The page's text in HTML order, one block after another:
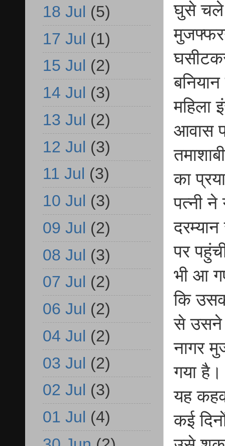
घुसे चले
महिला
आवास
का
पत्नी
पर
भी आ
कि
से उसने
नागर
गया
यह
कई
18 Jul (5)
17 Jul (1)
15 Jul (2)
14 Jul (3)
13 Jul (2)
12 Jul (3)
11 Jul (3)
10 Jul (3)
09 Jul (2)
08 Jul (3)
07 Jul (2)
06 Jul (2)
04 Jul (2)
03 Jul (2)
02 Jul (3)
01 Jul (4)